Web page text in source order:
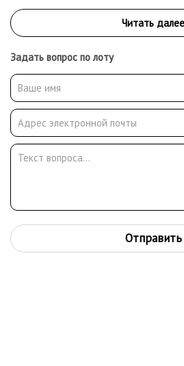
Задать вопрос по лоту
Отправить